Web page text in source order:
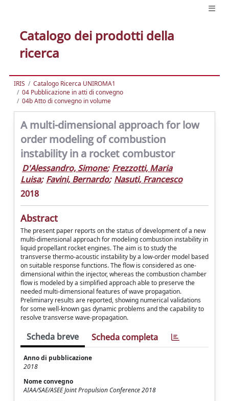
Catalogo dei prodotti della
ricerca
IRIS
Catalogo Ricerca UNIROMA1
04 Pubblicazione in atti di convegno
04b Atto di convegno in volume
A multi-dimensional approach for low
order modeling of combustion
instability in a rocket combustor
D'Alessandro, Simone; Frezzotti, Maria
Luisa; Favini, Bernardo; Nasuti, Francesco
2018
Abstract
The present paper reports on the status of development of a new
multi-dimensional approach for modeling combustion instability in
liquid propellant rocket engines. The aim is to study the
transverse thermo-acoustic instability by a low-order model based
on suitable response functions. The flow is considered as one-
dimensional within the injector, whereas the combustion chamber
flow is modeled by a simplified approach able to preserve the
needed multi-dimensional features of wave propagation.
Preliminary results are reported, showing numerical validations
for some well-known gas dynamic problems and the capability to
resolve transverse wave-propagation.
Scheda breve Scheda completa
Anno di pubblicazione
2018
Nome convegno
AIAA/SAE/ASEE Joint Propulsion Conference 2018